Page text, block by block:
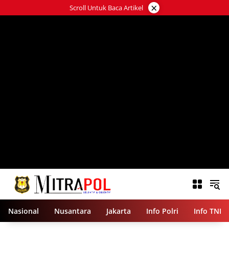
ke
Scroll Untuk Baca Artikel ×
Nasional Nusantara Jakarta Info Polri Info TNI